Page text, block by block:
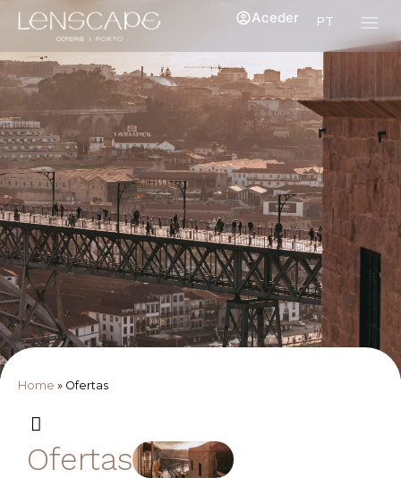
PT
Aceder
Home » Ofertas
Ofertas